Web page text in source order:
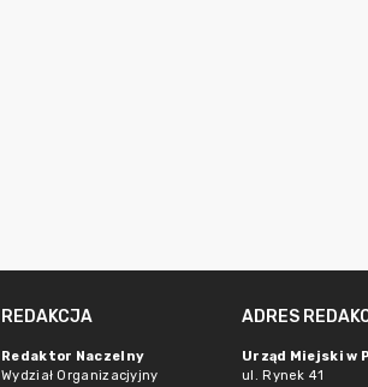
REDAKCJA
Redaktor Naczelny
Wydział Organizacjyjny
ADRES
Urząd Miejski w
ul. Rynek 41